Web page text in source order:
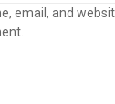
email, and